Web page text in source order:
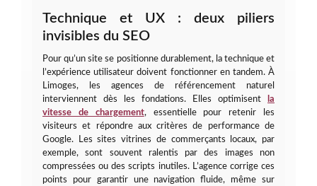
Technique et UX : deux piliers
invisibles du SEO
Pour qu’un site se positionne durablement, la technique et
l’expérience utilisateur doivent fonctionner en tandem. À
Limoges, les agences de référencement naturel
interviennent dès les fondations. Elles optimisent
la
vitesse de chargement, essentielle pour retenir les
visiteurs et répondre aux critères de performance de
Google. Les sites vitrines de commerçants locaux, par
exemple, sont souvent ralentis par des images non
compressées ou des scripts inutiles. L’agence corrige ces
points pour garantir une navigation fluide, même sur